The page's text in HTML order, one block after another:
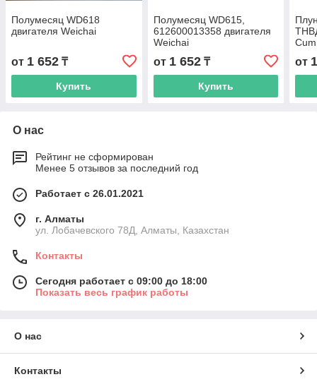
Полумесяц WD618
двигателя Weichai
от 1 652 ₸
Купить
Полумесяц WD615,
612600013358 двигателя
Weichai
от 1 652₸
Купить
от
О нас
Рейтинг не сформирован
Менее 5 отзывов за последний год
Работает с 26.01.2021
г. Алматы
ул. Лобачевского 78Д, Алматы, Казахстан
Контакты
Сегодня работает с 09:00 до 18:00
Показать весь график работы
О нас
Контакты